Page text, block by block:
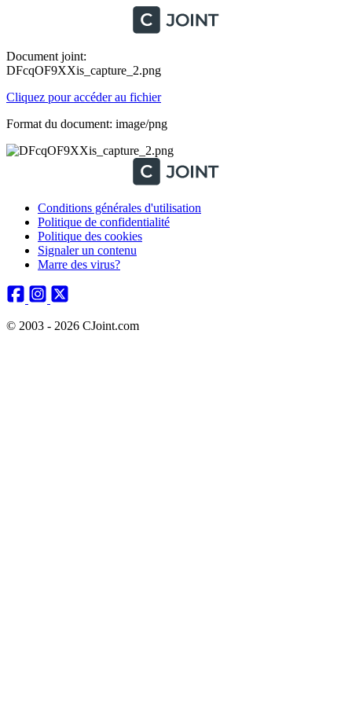
Document joint:
DFcqOF9XXis_capture_2.png
Cliquez pour accéder au fichier
Format du document: image/png
Conditions générales d'utilisation
Politique de confidentialité
Politique des cookies
Signaler un contenu
Marre des virus?
© 2003 - 2026 CJoint.com